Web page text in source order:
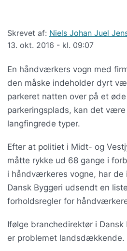
Skrevet af: Niels Johan Juel
13. okt. 2016 - kl. 09:07
En håndværkers vogn med
den måske indeholder dyrt
parkeret natten over på et
parkeringsplads, kan det
langfingrede typer.
Efter at politiet i Midt- og
måtte rykke ud 68 gange i
i håndværkeres vogne, har de
Dansk Byggeri udsendt en
forholdsregler for
Ifølge branchedirektør i Dansk
er problemet landsdækkende.